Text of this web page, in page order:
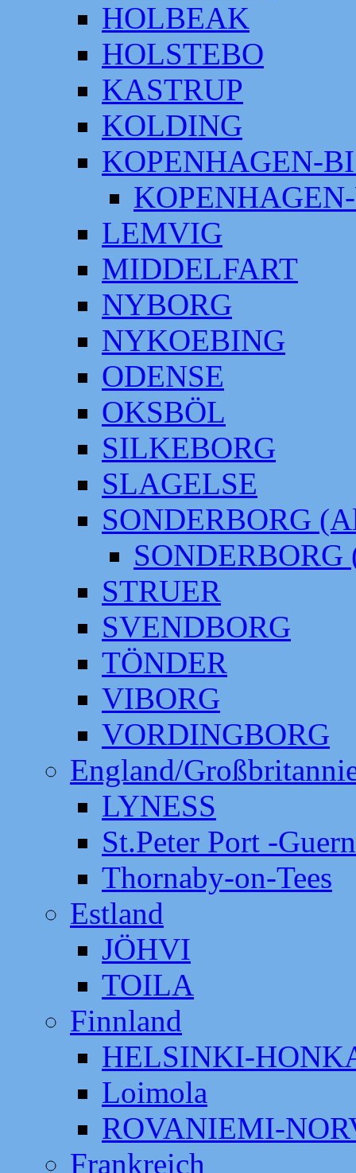
HOLBEAK
HOLSTEBO
KASTRUP
KOLDING
KOPENHAGEN-
LEMVIG
MIDDELFART
NYBORG
NYKOEBING
ODENSE
OKSBÖL
SILKEBORG
SLAGELSE
SONDERBORG
SONDERBORG
STRUER
SVENDBORG
TÖNDER
VIBORG
VORDINGBORG
England/
LYNESS
St.Peter Port -
Thornaby-on-Tees
Estland
JÖHVI
TOILA
Finnland
HELSINKI-
Loimola
ROVANIEMI-
Frankreich